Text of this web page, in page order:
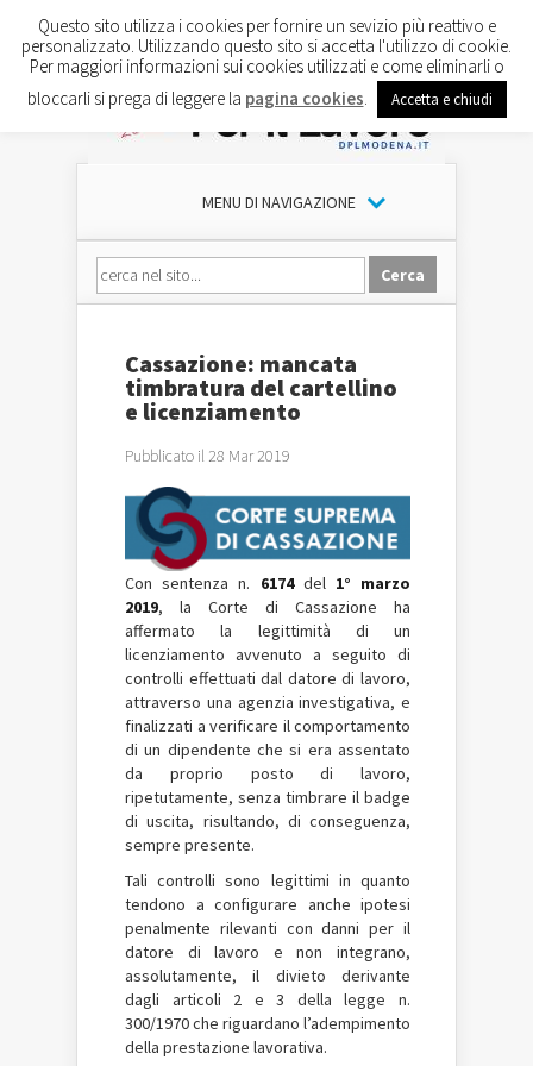
MENU DI NAVIGAZIONE
Cassazione: mancata
timbratura del cartellino
e licenziamento
Pubblicato il 28 Mar 2019
Con sentenza n. 6174del 1° marzo
2019, la Corte di Cassazione ha
affermato la legittimità di un
licenziamento avvenuto a seguito di
controlli effettuati dal datore di lavoro,
attraverso una agenzia investigativa, e
finalizzati a verificare il comportamento
di un dipendente che si era assentato
da proprio posto di lavoro,
ripetutamente, senza timbrare il badge
di uscita, risultando, di conseguenza,
sempre presente.
Tali controlli sono legittimi in quanto
tendono a configurare anche ipotesi
penalmente rilevanti con danni per il
datore di lavoro e non integrano,
assolutamente, il divieto derivante
dagli articoli 2 e 3 della legge n.
300/1970 che riguardano l’adempimento
della prestazione lavorativa.
Questo sito utilizza i cookies per fornire un sevizio più reattivo e
personalizzato. Utilizzando questo sito si accetta l'utilizzo di cookie.
Per maggiori informazioni sui cookies utilizzati e come eliminarli o
bloccarli si prega di leggere la pagina cookies Accetta e chiudi